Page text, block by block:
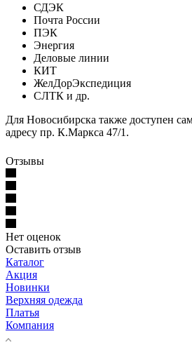
СДЭК
Почта России
ПЭК
Энергия
Деловые линии
КИТ
ЖелДорЭкспедиция
СЛТК и др.
Для Новосибирска также доступен
адресу пр. К.Маркса 47/1.
Отзывы
Нет оценок
Оставить отзыв
Каталог
Акция
Новинки
Верхняя одежда
Платья
Компания